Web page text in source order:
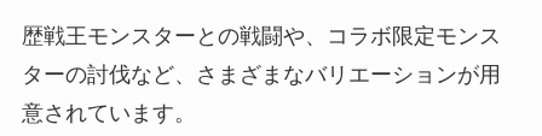
歴戦王モンスターとの戦闘や、コラボ限定モンス
ターの討伐など、さまざまなバリエーションが用
意されています。